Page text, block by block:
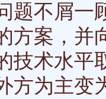
题不屑一
方案，并
技术水平
方为主变